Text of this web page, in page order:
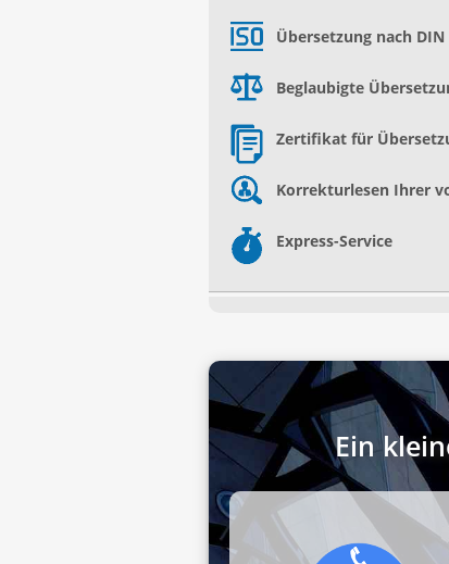
Übersetzung nach DIN
Beglaubigte
Zertifikat für
Korrekturlesen Ihrer
Express-Service
Ein